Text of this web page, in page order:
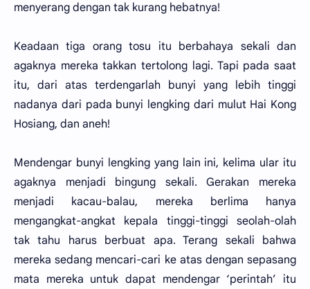
menyerang dengan tak kurang hebatnya!
Keadaan tiga orang tosu itu berbahaya sekali dan
agaknya mereka takkan tertolong lagi. Tapi pada saat
itu, dari atas terdengarlah bunyi yang lebih tinggi
nadanya dari pada bunyi lengking dari mulut Hai Kong
Hosiang, dan aneh!
Mendengar bunyi lengking yang lain ini, kelima ular itu
agaknya menjadi bingung sekali. Gerakan mereka
menjadi kacau-balau, mereka berlima hanya
mengangkat-angkat kepala tinggi-tinggi seolah-olah
tak tahu harus berbuat apa. Terang sekali bahwa
mereka sedang mencari-cari ke atas dengan sepasang
mata mereka untuk dapat mendengar ‘perintah’ itu